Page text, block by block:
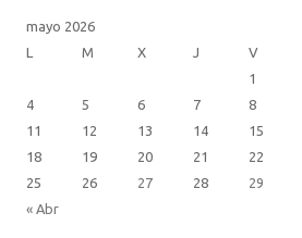
mayo 2026
L
M X J V
« Abr
1
4
5 6 7 8
11
12 13 14 15
18
19 20 21 22
25
26 27 28 29